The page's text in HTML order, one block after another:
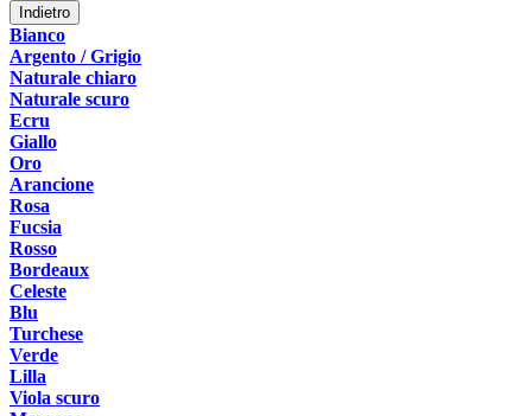
Indietro
Bianco
Argento / Grigio
Naturale chiaro
Naturale scuro
Ecru
Giallo
Oro
Arancione
Rosa
Fucsia
Rosso
Bordeaux
Celeste
Blu
Turchese
Verde
Lilla
Viola scuro